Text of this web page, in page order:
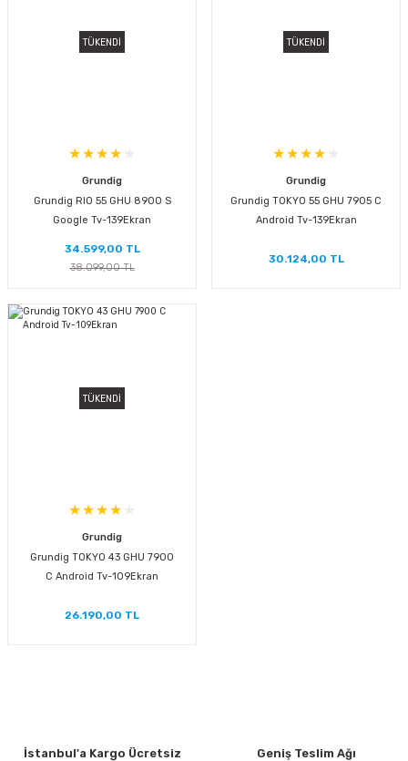
TÜKENDİ
Grundig
Grundig RIO 55 GHU 8900 S
Google Tv-139Ekran
34.599,00 TL
38.099,00 TL
TÜKENDİ
Grundig
Grundig TOKYO 55 GHU 7905 C
Android Tv-139Ekran
30.124,00 TL
TÜKENDİ
Grundig
Grundig TOKYO 43 GHU 7900
C Android Tv-109Ekran
26.190,00 TL
İstanbul'a Kargo Ücretsiz Geniş Teslim Ağı